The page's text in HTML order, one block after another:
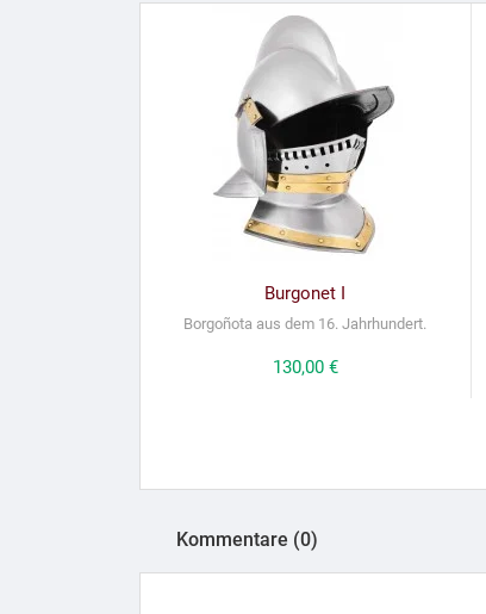
Burgonet I
Borgoñota aus dem 16. Jahrhundert.
Preis
130,00 €
Kommentare (0)